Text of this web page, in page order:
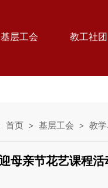
基层工会 教工社团
首页 > 基层工会 > 教
母亲节花艺课程活